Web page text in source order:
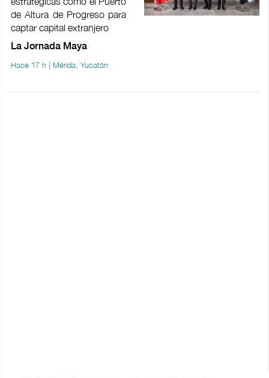
de Altura de Progreso para
captar capital extranjero
La Jornada Maya
Hace 17 h | Mérida, Yucatán